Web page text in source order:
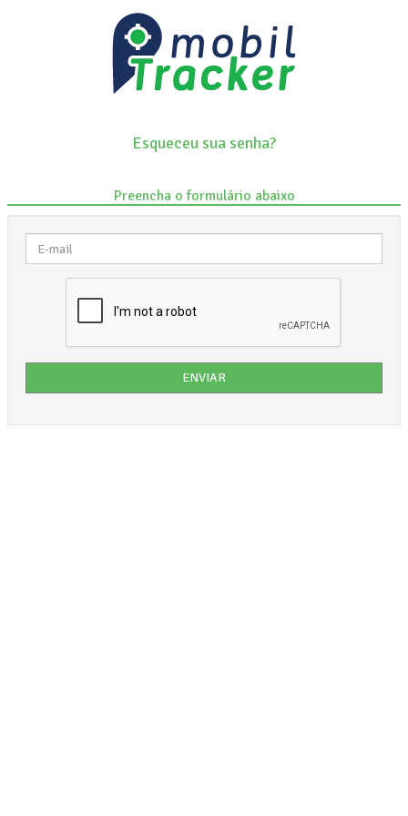
Esqueceu sua senha?
Preencha o formulário abaixo